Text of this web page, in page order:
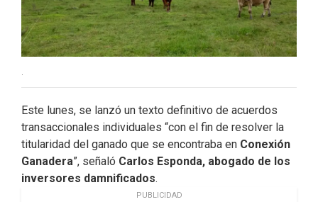
.
Este lunes, se lanzó un texto definitivo de acuerdos
transaccionales individuales “con el fin de resolver la
titularidad del ganado que se encontraba en Conexión
Ganadera”, señaló Carlos Esponda, abogado de los
inversores damnificados.
PUBLICIDAD